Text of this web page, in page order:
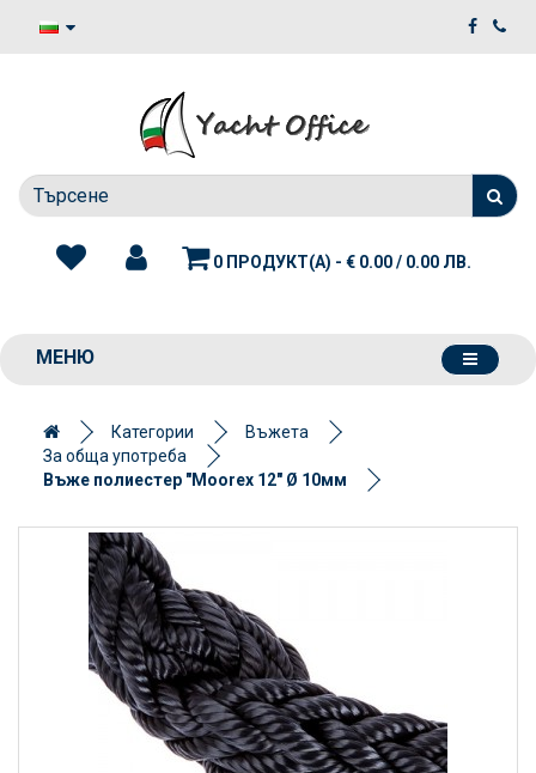
0 ПРОДУКТ(А) - € 0.00 / 0.00 ЛВ.
МЕНЮ
Категории
Въжета
За обща употреба
Въже полиестер "Moorex 12" Ø 10мм